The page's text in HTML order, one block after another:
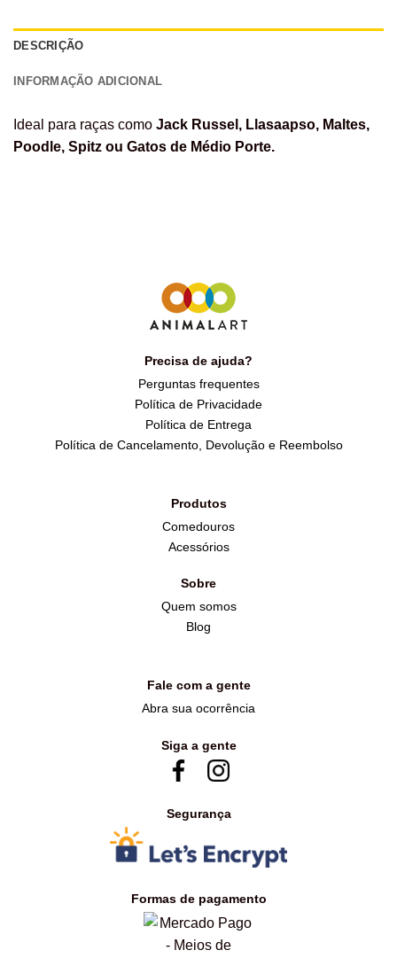
DESCRIÇÃO
INFORMAÇÃO ADICIONAL
Ideal para raças como Jack Russel, Llasaapso, Maltes,
Poodle, Spitz ou Gatos de Médio Porte.
Precisa de ajuda?
Perguntas frequentes
Política de Privacidade
Política de Entrega
Política de Cancelamento, Devolução e Reembolso
Produtos
Comedouros
Acessórios
Sobre
Quem somos
Blog
Fale com a gente
Abra sua ocorrência
Siga a gente
Segurança
Formas de pagamento